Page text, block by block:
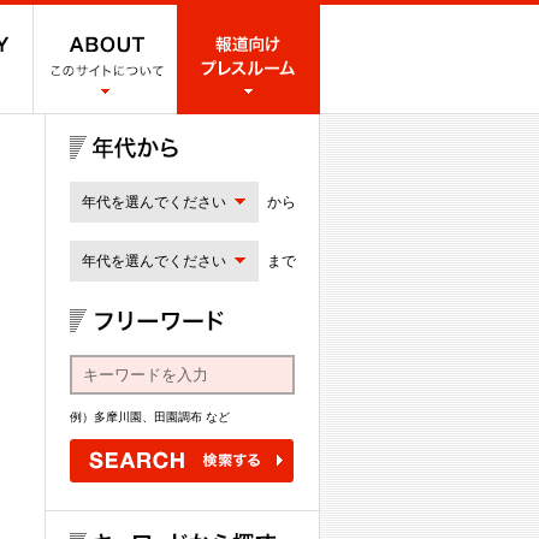
年代を選んでください から
年代を選んでください まで
例）多摩川園、田園調布 など